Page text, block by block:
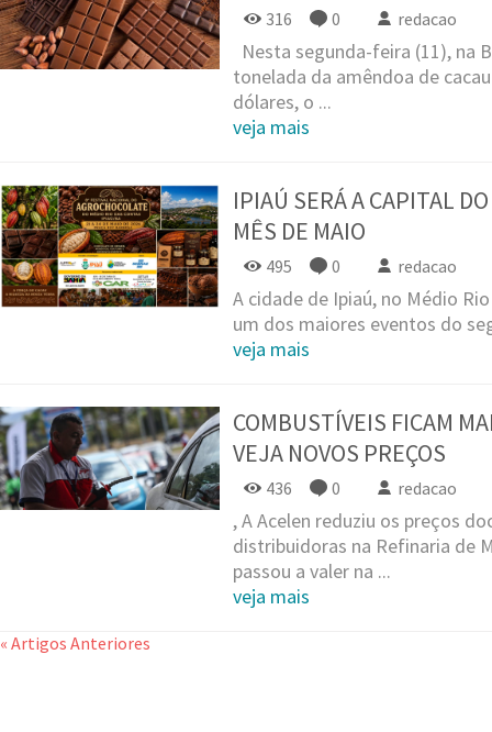
316 0 redacao
Nesta segunda-feira (11), na
tonelada da amêndoa de
dólares, o ...
veja mais
IPIAÚ SERÁ A CAPITAL
MÊS DE MAIO
495 0 redacao
A cidade de Ipiaú, no Médio
um dos maiores eventos do
veja mais
COMBUSTÍVEIS FICAM
VEJA NOVOS PREÇOS
436 0 redacao
, A Acelen reduziu os preços
distribuidoras na Refinaria de
passou a valer na ...
veja mais
« Artigos Anteriores